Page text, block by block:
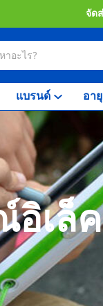
จัด
แบรนด์ อายุ
เล็